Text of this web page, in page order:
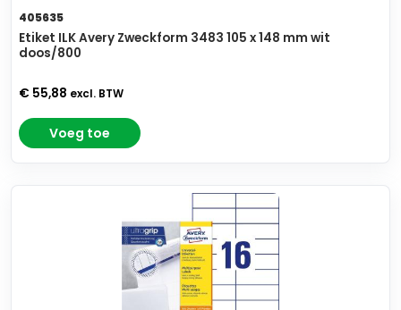
405635
Etiket ILK Avery Zweckform 3483 105 x 148 mm wit
doos/800
€ 55,88 excl. BTW
Voeg toe